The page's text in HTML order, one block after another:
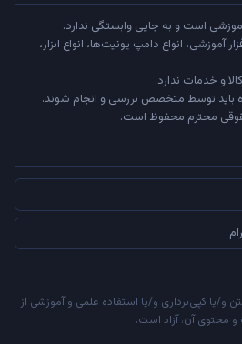
است و به جایی وابستگی ندارد.
آموزشی، انواع دامپ یونیت‌ها، انواع ابزار،
و خدمات ندارد.
باید توسط متخصص بررسی و انجام شوند.
محترم محفوظ است.
گرفتن و/یا کپی‌برداری و/یا استفاده علمی و آموزشی از
و محتوی آن، آزاد است.